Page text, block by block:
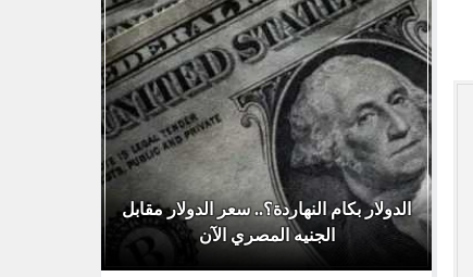
الدولار بكام النهاردة؟.. سعر الدولار مقابل
الجنيه المصري الآن